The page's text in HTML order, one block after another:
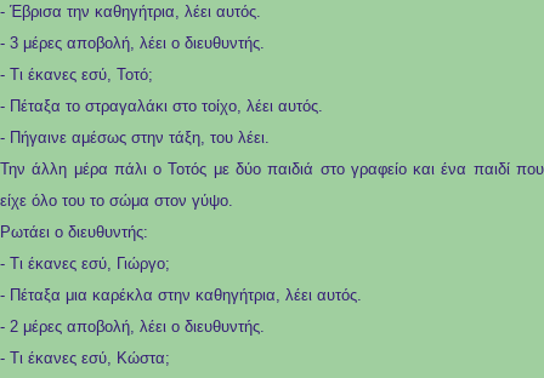
- Έβρισα την καθηγήτρια, λέει αυτός.
- 3 μέρες αποβολή, λέει ο διευθυντής.
- Τι έκανες εσύ, Τοτό;
- Πέταξα το στραγαλάκι στο τοίχο, λέει αυτός.
- Πήγαινε αμέσως στην τάξη, του λέει.
Την άλλη μέρα πάλι ο Τοτός με δύο παιδιά στο γραφείο και ένα παιδί που
είχε όλο του το σώμα στον γύψο.
Ρωτάει ο διευθυντής:
- Τι έκανες εσύ, Γιώργο;
- Πέταξα μια καρέκλα στην καθηγήτρια, λέει αυτός.
- 2 μέρες αποβολή, λέει ο διευθυντής.
- Τι έκανες εσύ, Κώστα;